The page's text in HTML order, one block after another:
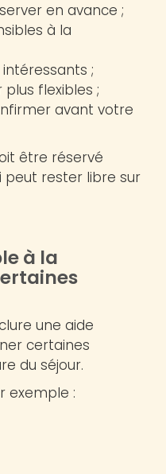
en avance ;
à la
;
flexibles ;
avant votre
être réservé
rester libre sur
à la
une aide
certaines
du séjour.
exemple :